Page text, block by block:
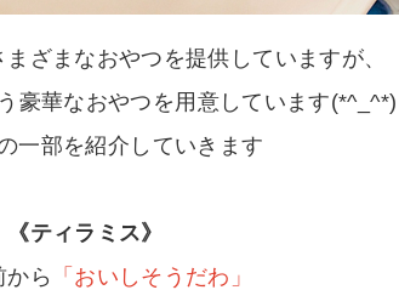
ざまなおやつを提供していますが、
豪華なおやつを用意しています(*^_^*)
一部を紹介していきます
《ティラミス》
から
「おいしそうだわ」